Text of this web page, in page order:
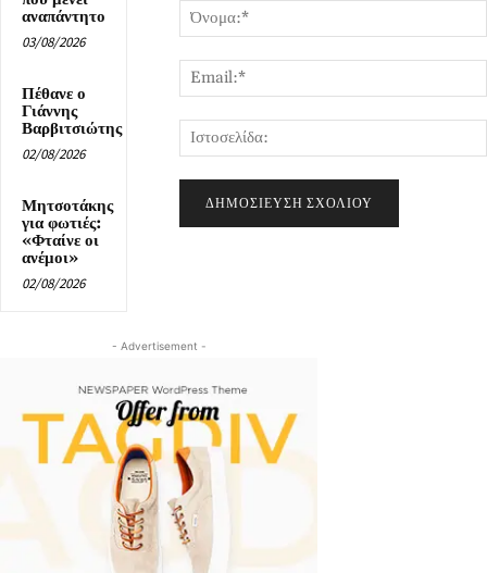
αναπάντητο
03/08/2026
Πέθανε ο
Γιάννης
Βαρβιτσιώτης
02/08/2026
Μητσοτάκης
για φωτιές:
«Φταίνε οι
ανέμοι»
02/08/2026
- Advertisement -